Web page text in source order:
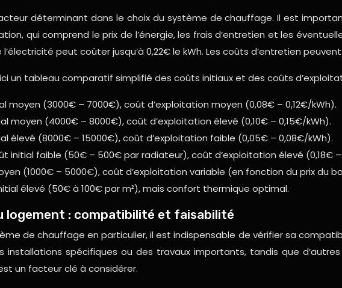
déterminant dans le choix du système de chauffage. Il est
qui comprend le prix de l’énergie, les frais d’entretien et les
l’électricité peut coûter jusqu’à 0,22€ le kWh. Les coûts d’entretien
un tableau comparatif simplifié des coûts initiaux et des coûts
moyen (3000€ – 7000€), coût d’exploitation moyen (0,08€ – 0,12€/kWh).
moyen (4000€ – 8000€), coût d’exploitation élevé (0,10€ – 0,15€/kWh).
élevé (8000€ – 15000€), coût d’exploitation faible (0,05€ – 0,08€/kWh).
initial faible (50€ – 500€ par radiateur), coût d’exploitation élevé (0,18€
(1000€ – 5000€), coût d’exploitation variable (en fonction du prix du
élevé (50€ à 100€ par m²), mais confort thermique optimal.
logement : compatibilité et faisabilité
de chauffage en particulier, il est indispensable de vérifier sa
installations spécifiques ou des travaux importants, tandis que
un facteur clé à considérer.